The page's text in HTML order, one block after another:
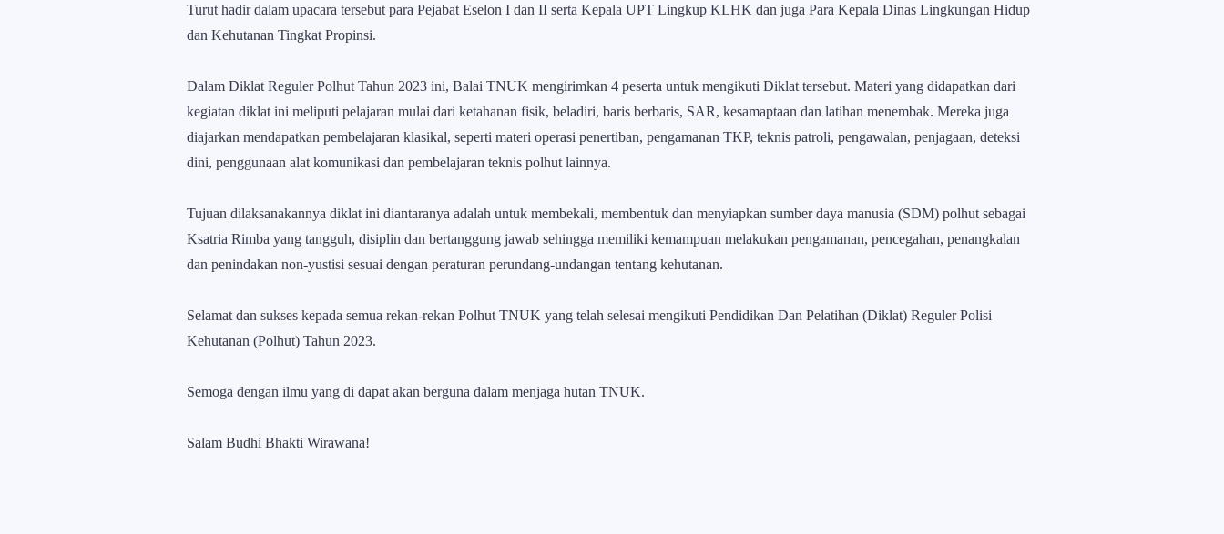
Turut hadir dalam upacara tersebut para Pejabat Eselon I dan II serta Kepala UPT Lingkup KLHK dan juga Para Kepala Dinas Lingkungan Hidup
dan Kehutanan Tingkat Propinsi.
Dalam Diklat Reguler Polhut Tahun 2023 ini, Balai TNUK mengirimkan 4 peserta untuk mengikuti Diklat tersebut. Materi yang didapatkan dari
kegiatan diklat ini meliputi pelajaran mulai dari ketahanan fisik, beladiri, baris berbaris, SAR, kesamaptaan dan latihan menembak. Mereka juga
diajarkan mendapatkan pembelajaran klasikal, seperti materi operasi penertiban, pengamanan TKP, teknis patroli, pengawalan, penjagaan, deteksi
dini, penggunaan alat komunikasi dan pembelajaran teknis polhut lainnya.
Tujuan dilaksanakannya diklat ini diantaranya adalah untuk membekali, membentuk dan menyiapkan sumber daya manusia (SDM) polhut sebagai
Ksatria Rimba yang tangguh, disiplin dan bertanggung jawab sehingga memiliki kemampuan melakukan pengamanan, pencegahan, penangkalan
dan penindakan non-yustisi sesuai dengan peraturan perundang-undangan tentang kehutanan.
Selamat dan sukses kepada semua rekan-rekan Polhut TNUK yang telah selesai mengikuti Pendidikan Dan Pelatihan (Diklat) Reguler Polisi
Kehutanan (Polhut) Tahun 2023.
Semoga dengan ilmu yang di dapat akan berguna dalam menjaga hutan TNUK.
Salam Budhi Bhakti Wirawana!